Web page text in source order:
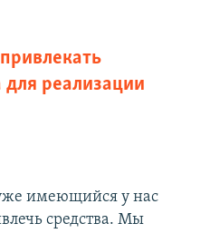
для реализации
имеющийся у нас
средства. Мы